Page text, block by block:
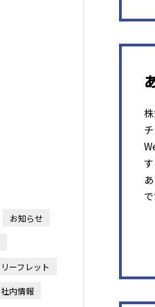
お知らせ
リーフレット
社内情報
で